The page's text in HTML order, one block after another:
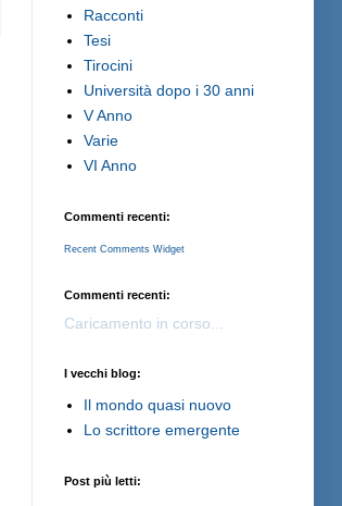
Racconti
Tesi
Tirocini
Università dopo i 30 anni
V Anno
Varie
VI Anno
Commenti recenti:
Recent Comments Widget
Commenti recenti:
Caricamento in corso...
I vecchi blog:
Il mondo quasi nuovo
Lo scrittore emergente
Post più letti: